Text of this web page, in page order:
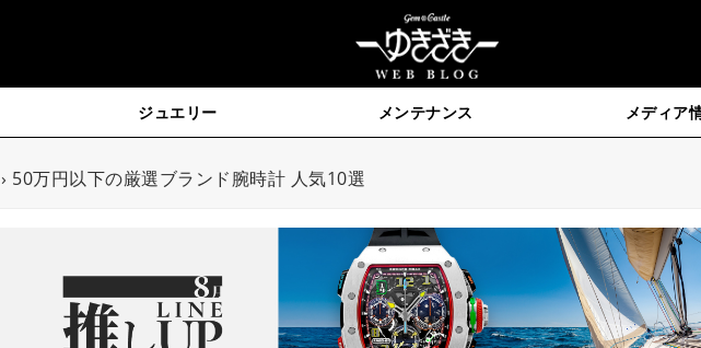
ジュエリー メンテナンス メディア
› 50万円以下の厳選ブランド腕時計 人気10選